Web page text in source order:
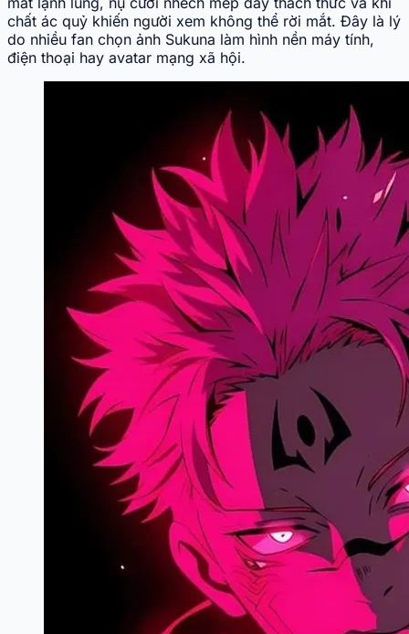
chất ác quỷ khiến người xem không thể rời mắt. Đây là lý
do nhiều fan chọn ảnh Sukuna làm hình nền máy tính,
điện thoại hay avatar mạng xã hội.